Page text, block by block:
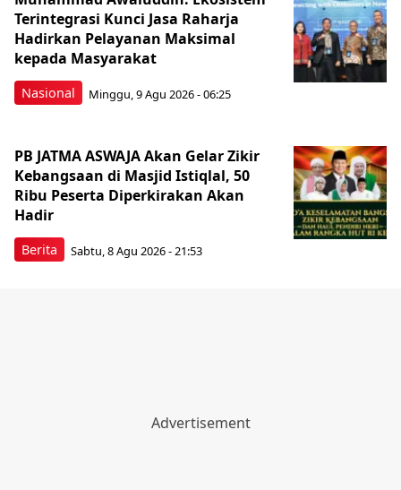
Nasional
Terintegrasi Kunci Jasa Raharja
Hadirkan Pelayanan Maksimal
kepada Masyarakat
Minggu, 9 Agu 2026 - 06:25
Berita
PB JATMA ASWAJA Akan Gelar Zikir
Kebangsaan di Masjid Istiqlal, 50
Ribu Peserta Diperkirakan Akan
Hadir
Sabtu, 8 Agu 2026 - 21:53